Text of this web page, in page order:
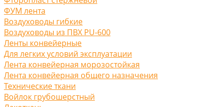
ФУМ лента
Воздуховоды гибкие
Воздуховоды из ПВХ PU-600
Ленты конвейерные
Для легких условий эксплуатации
Лента конвейерная морозостойкая
Лента конвейерная общего назначения
Технические ткани
Войлок грубошерстный